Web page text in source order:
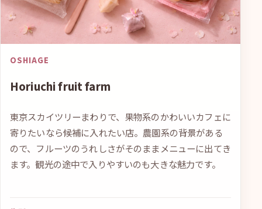
OSHIAGE
Horiuchi fruit farm
東京スカイツリーまわりで、果物系のかわいいカフェに
寄りたいなら候補に入れたい店。農園系の背景がある
ので、フルーツのうれしさがそのままメニューに出てき
ます。観光の途中で入りやすいのも大きな魅力です。